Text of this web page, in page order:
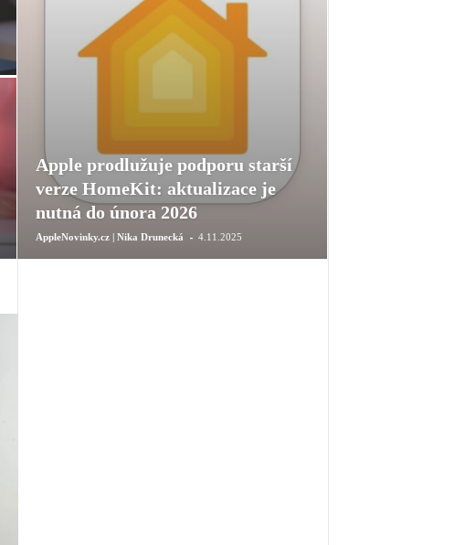
Apple prodlužuje podporu starší
verze HomeKit: aktualizace je
nutná do února 2026
AppleNovinky.cz | Nika Drunecká - 4.11.2025